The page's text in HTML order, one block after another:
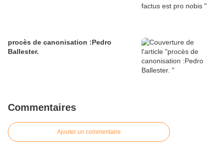
procès de canonisation :Pedro
Ballester.
Commentaires
Ajouter un commentaire